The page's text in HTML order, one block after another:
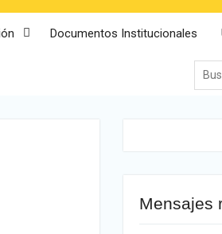
Documentos Institucionales
Mensajes